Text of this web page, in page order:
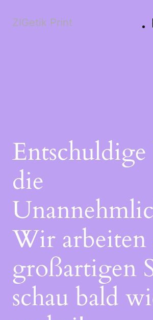
ZIGetik Print
die
Wir arbeiten
großartigen
schau bald